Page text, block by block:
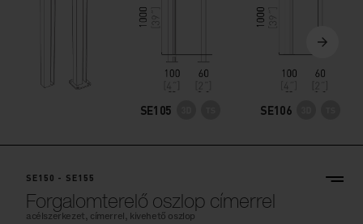
SE105 SE106
SE150 - SE155
Forgalomterelő oszlop címerrel
acélszerkezet, címerrel, kivehető oszlop